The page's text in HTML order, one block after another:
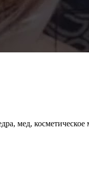
мед, косметическое